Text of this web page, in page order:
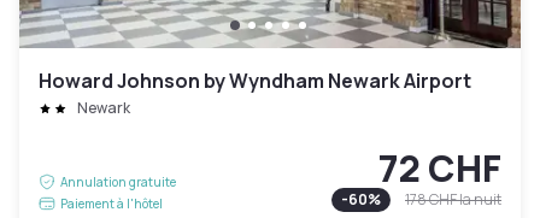
Howard Johnson by Wyndham Newark Airport
Newark
Annulation gratuite
Paiement à l'hôtel
72 CHF
-60% 178 CHFla nuit